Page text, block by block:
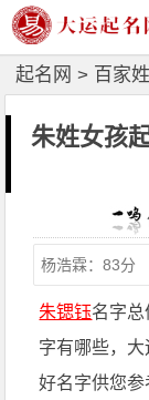
起名网 > 百家姓
朱姓女孩
朱锶钰名字
字有哪些，
好名字供您参